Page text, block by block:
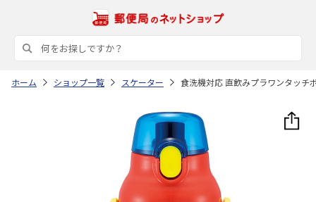
ホーム ショップ一覧 スケーター 食洗機対応 直飲みプラワンタッチ